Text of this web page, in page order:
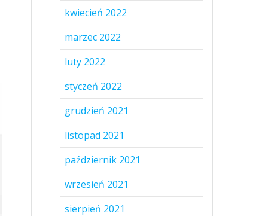
kwiecień 2022
marzec 2022
luty 2022
styczeń 2022
grudzień 2021
listopad 2021
październik 2021
wrzesień 2021
sierpień 2021